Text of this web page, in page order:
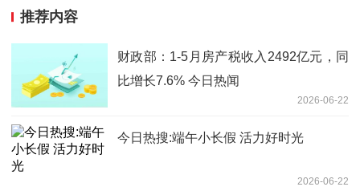
推荐内容
财政部：1-5月房产税收入2492亿元，同
比增长7.6% 今日热闻
2026-06-22
今日热搜:端午小长假 活力好时光
2026-06-22